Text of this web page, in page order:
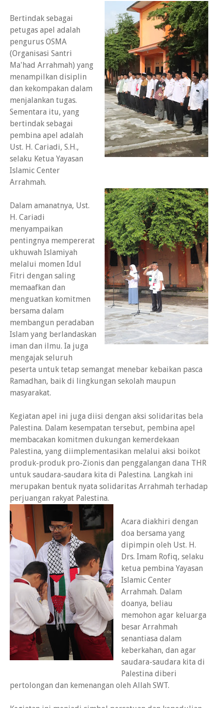
Bertindak sebagai
petugas apel adalah
pengurus OSMA
(Organisasi Santri
Ma'had Arrahmah) yang
menampilkan disiplin
dan kekompakan dalam
menjalankan tugas.
Sementara itu, yang
bertindak sebagai
pembina apel adalah
Ust. H. Cariadi, S.H.,
selaku Ketua Yayasan
Islamic Center
Arrahmah.
Dalam amanatnya, Ust.
H. Cariadi
menyampaikan
pentingnya mempererat
ukhuwah Islamiyah
melalui momen Idul
Fitri dengan saling
memaafkan dan
menguatkan komitmen
bersama dalam
membangun peradaban
Islam yang berlandaskan
iman dan ilmu. Ia juga
mengajak seluruh
peserta untuk tetap semangat menebar kebaikan pasca
Ramadhan, baik di lingkungan sekolah maupun
masyarakat.
Kegiatan apel ini juga diisi dengan aksi solidaritas bela
Palestina. Dalam kesempatan tersebut, pembina apel
membacakan komitmen dukungan kemerdekaan
Palestina, yang diimplementasikan melalui aksi boikot
produk-produk pro-Zionis dan penggalangan dana THR
untuk saudara-saudara kita di Palestina. Langkah ini
merupakan bentuk nyata solidaritas Arrahmah terhadap
perjuangan rakyat Palestina.
Acara diakhiri dengan
doa bersama yang
dipimpin oleh Ust. H.
Drs. Imam Rofiq, selaku
ketua pembina Yayasan
Islamic Center
Arrahmah. Dalam
doanya, beliau
memohon agar keluarga
besar Arrahmah
senantiasa dalam
keberkahan, dan agar
saudara-saudara kita di
Palestina diberi
pertolongan dan kemenangan oleh Allah SWT.